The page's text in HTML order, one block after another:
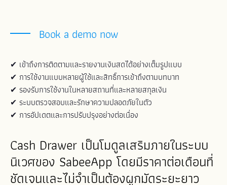
Book a demo now
✔ เข้าถึงการติดตามและรายงานเงินสดได้อย่างเต็มรูปแบบ
✔ การใช้งานแบบหลายผู้ใช้และสิทธิ์การเข้าถึงตามบทบาท
✔ รองรับการใช้งานในหลายสถานที่และหลายสกุลเงิน
✔ ระบบตรวจสอบและรักษาความปลอดภัยในตัว
✔ การอัปเดตและการปรับปรุงอย่างต่อเนื่อง
Cash Drawer เป็นโมดูลเสริมภายในระบบ
นิเวศของ SabeeApp โดยมีราคาต่อเดือนที่
ชัดเจนและไม่จำเป็นต้องผูกมัดระยะยาว